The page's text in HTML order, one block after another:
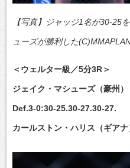
【写真】ジャッジ1名が30-25
ューズが勝利した
＜ウェルター級／5分3R＞
ジェイク・マシューズ（豪州）
Def.3-0:30-25.30-27.30-27.
カールストン・ハリス（ギアナ